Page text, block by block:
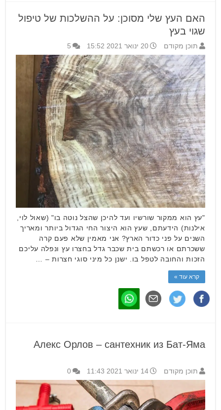
האם העץ שלי מסוכן: על ההשלכות של טיפול
שגוי בעץ
תוכן מקודם 20 ינואר 2021 15:52 5
"עץ הוא ממקור שורשיו ועד להיכן שהצל נוטה בו" (שאול לוי,
אילנות) הידעתם, שעץ הוא היצור החי הגדול ביותר ומאריך
השנים על פני כדור הארץ? אני מאמין שלא פעם קרה
ששכרתם או רכשתם בית שכבר גדל בחצרו עץ ונפלה עליכם
הזכות והחובה לטפל בו. ישנן כל מיני סוגי חצרות – …
קרא עוד »
Алекс Орлов – сантехник из Бат-Яма
תוכן מקודם 14 ינואר 2021 11:43 0